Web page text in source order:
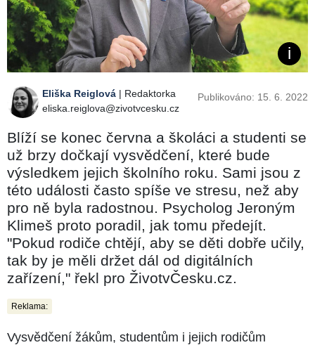
Eliška Reiglová | Redaktorka
eliska.reiglova@zivotvcesku.cz
Publikováno: 15. 6. 2022
Blíží se konec června a školáci a studenti se
už brzy dočkají vysvědčení, které bude
výsledkem jejich školního roku. Sami jsou z
této události často spíše ve stresu, než aby
pro ně byla radostnou. Psycholog Jeroným
Klimeš proto poradil, jak tomu předejít.
"Pokud rodiče chtějí, aby se děti dobře učily,
tak by je měli držet dál od digitálních
zařízení," řekl pro ŽivotvČesku.cz.
Reklama:
Vysvědčení žákům, studentům i jejich rodičům